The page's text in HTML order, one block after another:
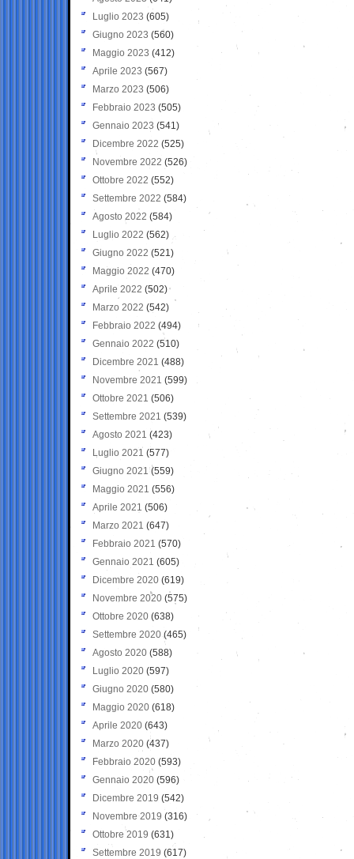
Luglio 2023 (605)
Giugno 2023 (560)
Maggio 2023 (412)
Aprile 2023 (567)
Marzo 2023 (506)
Febbraio 2023 (505)
Gennaio 2023 (541)
Dicembre 2022 (525)
Novembre 2022 (526)
Ottobre 2022 (552)
Settembre 2022 (584)
Agosto 2022 (584)
Luglio 2022 (562)
Giugno 2022 (521)
Maggio 2022 (470)
Aprile 2022 (502)
Marzo 2022 (542)
Febbraio 2022 (494)
Gennaio 2022 (510)
Dicembre 2021 (488)
Novembre 2021 (599)
Ottobre 2021 (506)
Settembre 2021 (539)
Agosto 2021 (423)
Luglio 2021 (577)
Giugno 2021(559)
Maggio 2021 (556)
Aprile 2021 (506)
Marzo 2021 (647)
Febbraio 2021 (570)
Gennaio 2021 (605)
Dicembre 2020 (619)
Novembre 2020 (575)
Ottobre 2020 (638)
Settembre 2020(465)
Agosto 2020 (588)
Luglio 2020 (597)
Giugno 2020 (580)
Maggio 2020 (618)
Aprile 2020 (643)
Marzo 2020 (437)
Febbraio 2020 (593)
Gennaio 2020 (596)
Dicembre 2019 (542)
Novembre 2019 (316)
Ottobre 2019 (631)
Settembre 2019 (617)